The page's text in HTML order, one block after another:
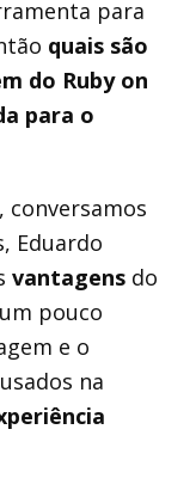
para
quais são
do Ruby on
para o
conversamos
Eduardo
vantagens do
pouco
e o
na